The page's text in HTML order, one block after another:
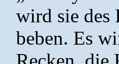
wird sie des
beben. Es